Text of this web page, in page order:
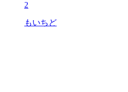
2
もいちど